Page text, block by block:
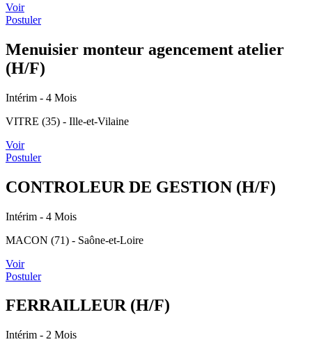
Voir
Postuler
Menuisier monteur agencement atelier
(H/F)
Intérim - 4 Mois
VITRE (35) - Ille-et-Vilaine
Voir
Postuler
CONTROLEUR DE GESTION (H/F)
Intérim - 4 Mois
MACON (71) - Saône-et-Loire
Voir
Postuler
FERRAILLEUR (H/F)
Intérim - 2 Mois